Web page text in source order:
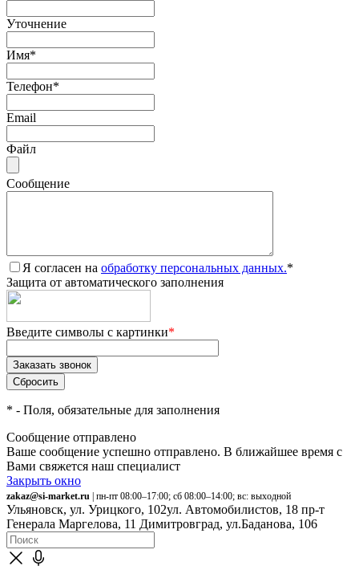
Уточнение
Имя*
Телефон*
Email
Файл
Сообщение
Я согласен на обработку персональных данных.*
Защита от автоматического заполнения
Введите символы с картинки*
* - Поля, обязательные для заполнения
Сообщение отправлено
Ваше сообщение успешно отправлено. В ближайшее время с
Вами свяжется наш специалист
Закрыть окно
zakaz@si-market.ru | пн-пт 08:00–17:00; сб 08:00–14:00; вс: выходной
Ульяновск, ул. Урицкого, 102ул. Автомобилистов, 18 пр-т
Генерала Маргелова, 11 Димитровград, ул.Баданова, 106